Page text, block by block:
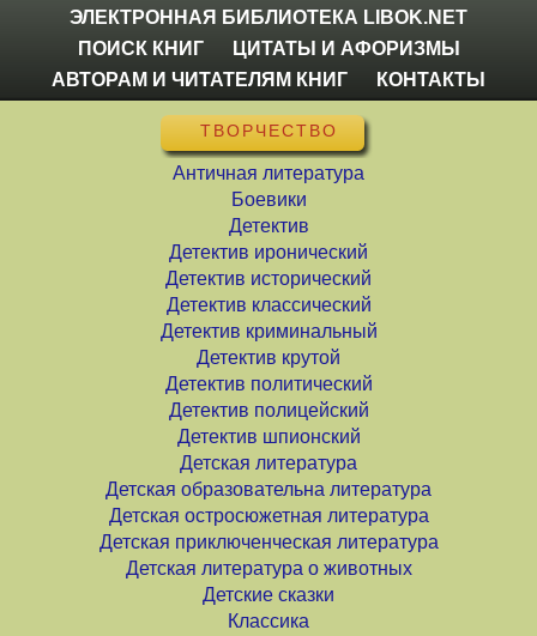
ЭЛЕКТРОННАЯ БИБЛИОТЕКА LIBOK.NET
ПОИСК КНИГ
ЦИТАТЫ И АФОРИЗМЫ
АВТОРАМ И ЧИТАТЕЛЯМ КНИГ
КОНТАКТЫ
ТВОРЧЕСТВО
Античная литература
Боевики
Детектив
Детектив иронический
Детектив исторический
Детектив классический
Детектив криминальный
Детектив крутой
Детектив политический
Детектив полицейский
Детектив шпионский
Детская литература
Детская образовательна литература
Детская остросюжетная литература
Детская приключенческая литература
Детская литература о животных
Детские сказки
Классика